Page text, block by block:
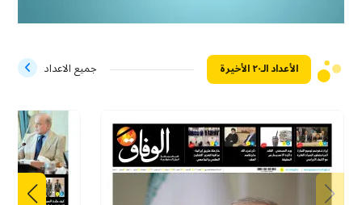
الأعداد الـ۲۰ الأخيرة جميع الاعداد